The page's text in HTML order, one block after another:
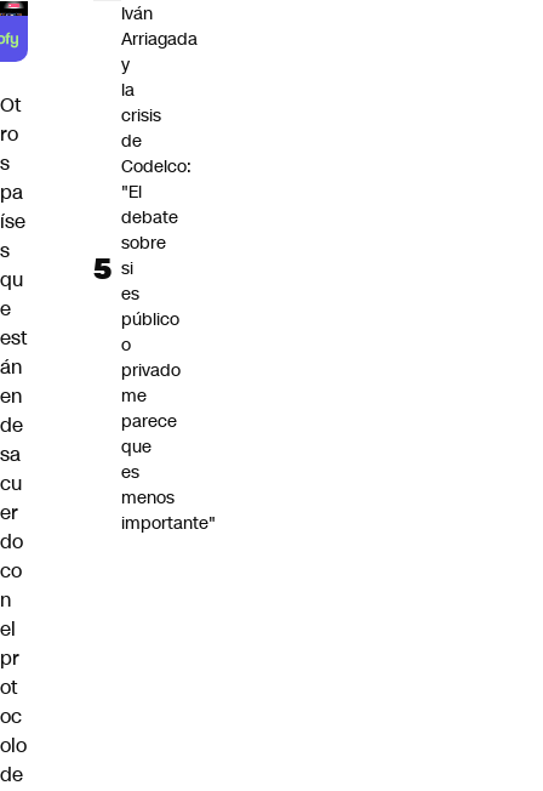
Ot
ro
s
pa
íse
s
qu
e
est
án
en
de
sa
cu
er
do
co
n
el
pr
ot
oc
olo
de
Iván
Arriagada
y
la
crisis
de
Codelco:
"El
debate
sobre
si
es
público
o
privado
me
parece
que
es
menos
importante"